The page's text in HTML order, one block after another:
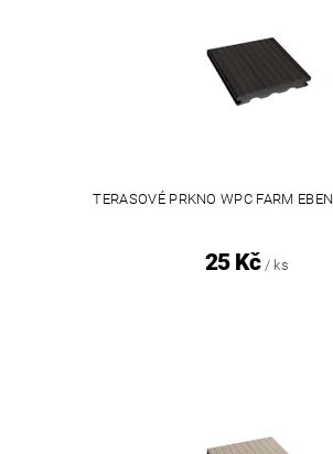
TERASOVÉ PRKNO WPC FARM
25 Kč / ks